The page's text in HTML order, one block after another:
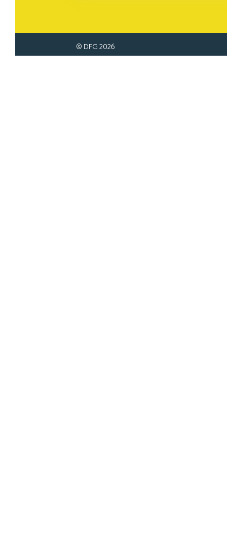
© DFG 2026